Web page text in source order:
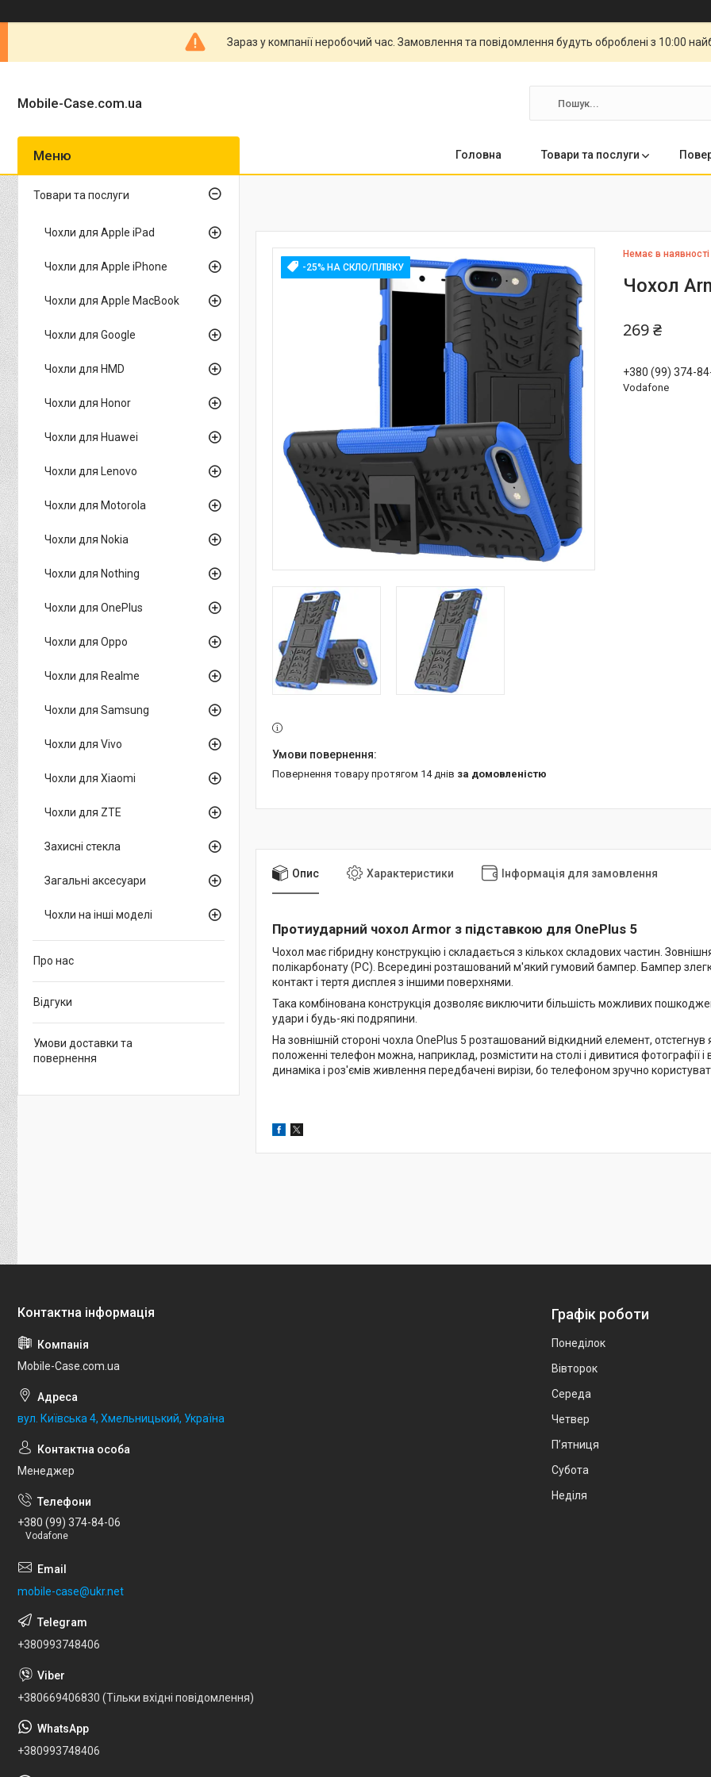
Зараз у компанії неробочий час. Замовлення та повідомлення будуть оброблені з 10:00
Mobile-Case.com.ua
Головна Товари та послуги
-25% НА СКЛО/ПЛІВКУ
Немає в наявності
Чохол
269 ₴
+380 (99) 374-
Vodafone
повернення товару протягом 14 днів за домовленістю
Опис Характеристики Інформація для замовлення
Протиударний чохол Armor з підставкою для OnePlus 5
Чохол має гібридну конструкцію і складається з кількох складових частин.
полікарбонату (PC). Всередині розташований м'який гумовий бампер. Бампер
контакт і тертя дисплея з іншими поверхнями.
Така комбінована конструкція дозволяє виключити більшість можливих
удари і будь-які подряпини.
На зовнішній стороні чохла OnePlus 5 розташований відкидний елемент,
положенні телефон можна, наприклад, розмістити на столі і дивитися фотографії і
динаміка і роз'ємів живлення передбачені вирізи, бо телефоном зручно
Товари та послуги
Чохли для Apple iPad
Чохли для Apple iPhone
Чохли для Apple MacBook
Чохли для Google
Чохли для HMD
Чохли для Honor
Чохли для Huawei
Чохли для Lenovo
Чохли для Motorola
Чохли для Nokia
Чохли для Nothing
Чохли для OnePlus
Чохли для Oppo
Чохли для Realme
Чохли для Samsung
Чохли для Vivo
Чохли для Xiaomi
Чохли для ZTE
Захисні стекла
Загальні аксесуари
Чохли на інші моделі
Про нас
Відгуки
Умови доставки та
повернення
Mobile-Case.com.ua
вул. Київська 4, Хмельницький, Україна
Менеджер
+380 (99) 374-84-06
Vodafone
mobile-case@ukr.net
+380993748406
+380669406830 (Тільки вхідні повідомлення)
+380993748406
Графік роботи
Понеділок
Вівторок
Середа
Четвер
Пʼятниця
Субота
Неділя